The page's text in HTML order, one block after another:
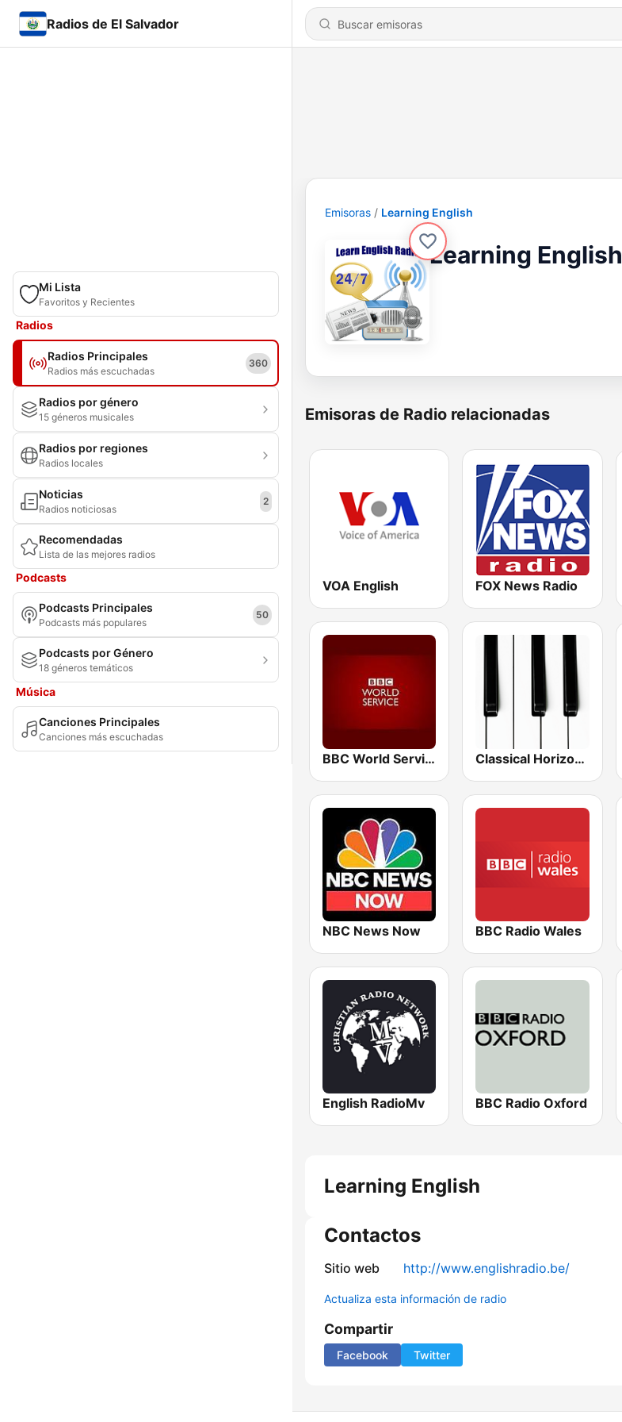
Radios de El Salvador
Mi Lista
Favoritos y Recientes
Radios
Radios Principales
Radios más escuchadas
360
Radios por género
15 géneros musicales
Radios por regiones
Radios locales
Noticias
Radios noticiosas
2
Recomendadas
Lista de las mejores radios
Podcasts
Podcasts Principales
Podcasts más populares
50
Podcasts por Género
18 géneros temáticos
Música
Canciones Principales
Canciones más escuchadas
Emisoras Learning English
Learning English
Emisoras de Radio relacionadas
VOA English FOX News Radio
BBC World Service Classical Horizon Radio (International)
NBC News Now BBC Radio Wales
English RadioMv BBC Radio Oxford
Learning English
Contactos
Sitio web http://www.englishradio.be/
Actualiza esta información de radio
Compartir
Facebook Twitter